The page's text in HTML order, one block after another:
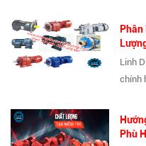
Linh
chính
Phù